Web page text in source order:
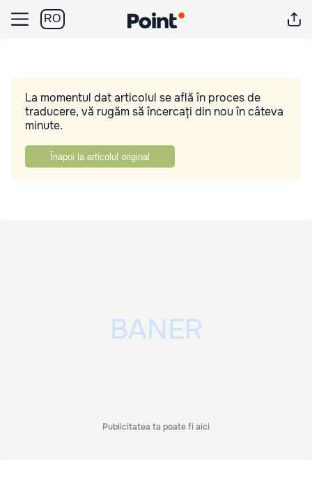
RO
La momentul dat articolul se află în proces de
traducere, vă rugăm să încercați din nou în câteva
minute.
Înapoi la articolul original
Publicitatea ta poate fi aici